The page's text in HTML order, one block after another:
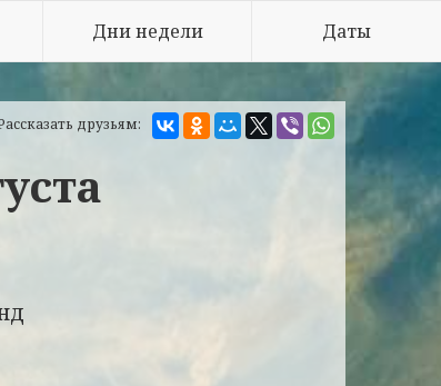
Дни недели Даты
друзьям: